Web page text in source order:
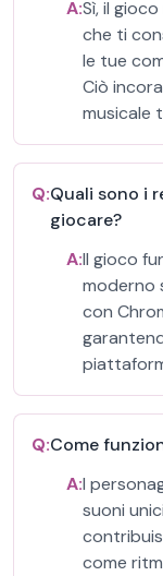
A:Sì, il
che ti
le tue
Ciò
musicale
Q:Quali sono i
giocare?
A:Il gioco
moderno
con
Q:Come
A:I
suoni
come